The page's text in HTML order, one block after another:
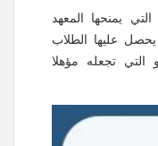
يمنحها المعهد
يحصل عليها الطلاب
و التي تجعله مؤهلا